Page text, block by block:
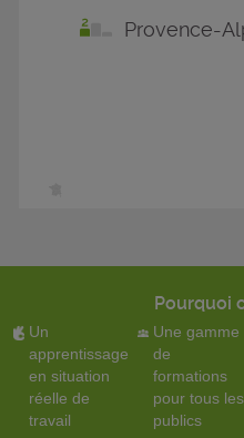
Provence-
Pourquoi
Un
apprentissage
en situation
réelle de
travail
Une gamme
de
formations
pour tous les
publics